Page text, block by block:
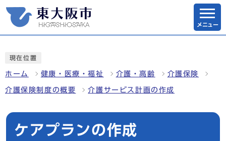
メニュー
現在位置
ホーム 健康・医療・福祉 介護・高齢 介護保険
介護保険制度の概要 介護サービス計画の作成
ケアプランの作成